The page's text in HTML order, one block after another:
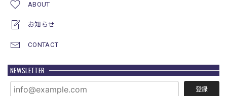
ABOUT
お知らせ
CONTACT
NEWSLETTER
登録